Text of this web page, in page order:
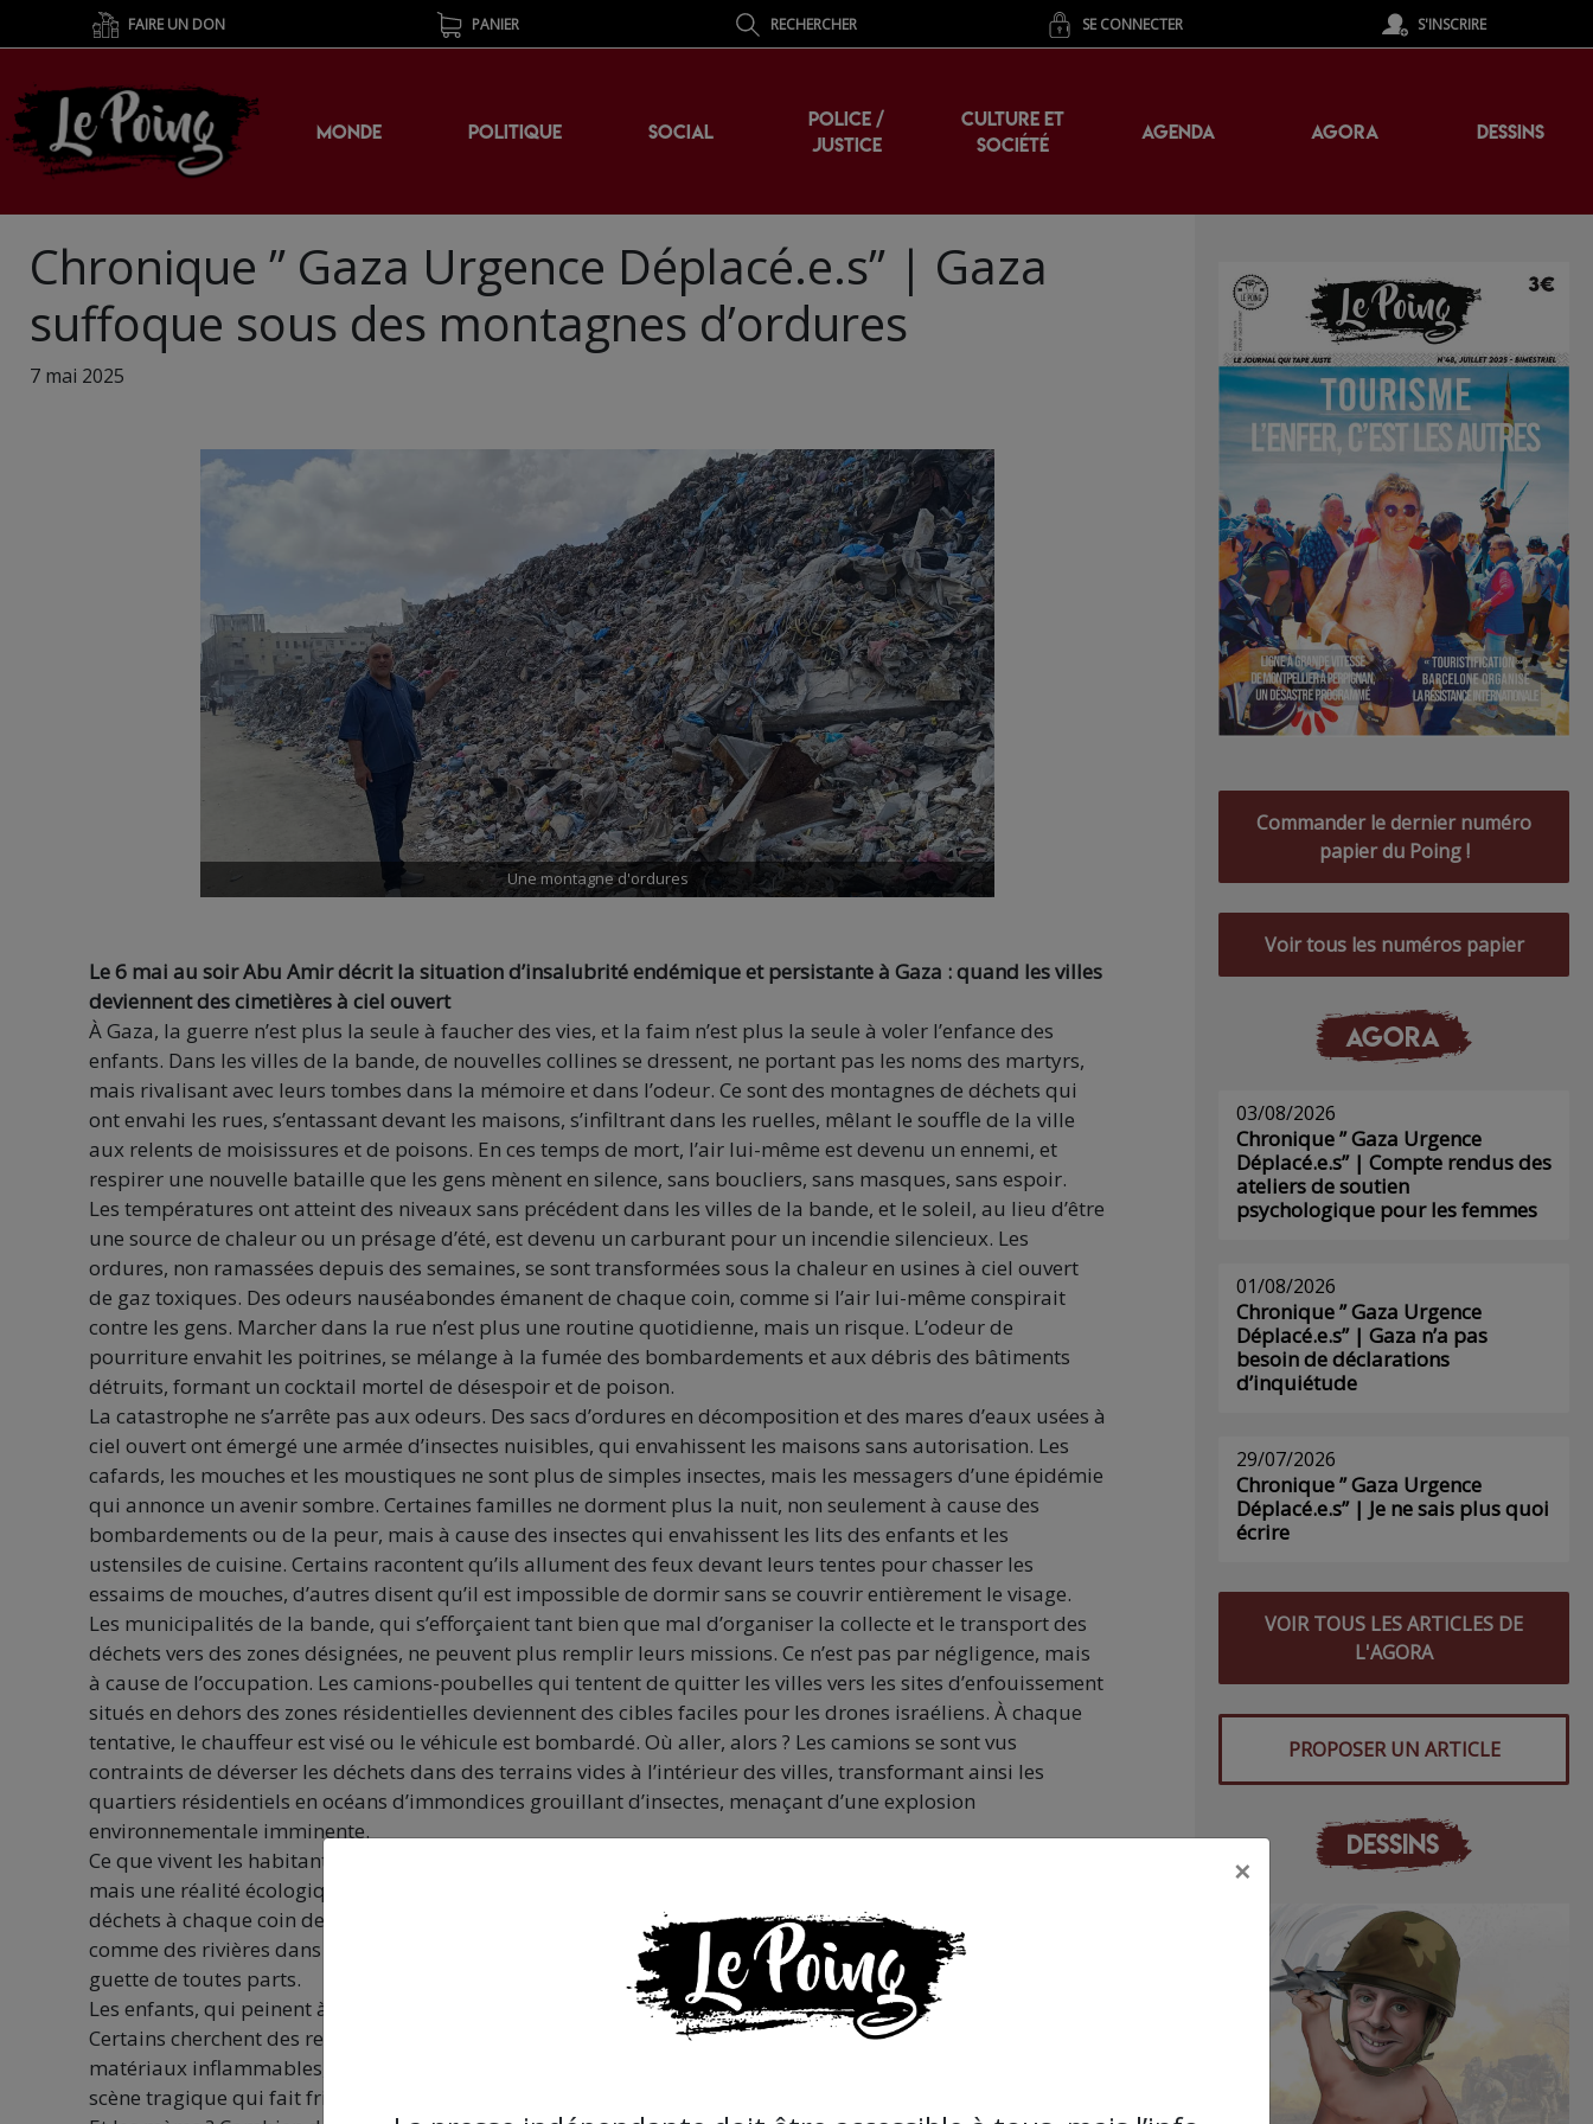
FAIRE UN DON PANIER RECHERCHER SE CONNECTER S'INSCRIRE
MONDE POLITIQUE SOCIAL
POLICE /
JUSTICE
CULTURE ET
SOCIÉTÉ
AGENDA AGORA DESSINS
Chronique ” Gaza Urgence Déplacé.e.s” | Gaza
suffoque sous des montagnes d’ordures
7 mai 2025
Une montagne d'ordures
Le 6 mai au soir Abu Amir décrit la situation d’insalubrité endémique et persistante à Gaza : quand les villes
deviennent des cimetières à ciel ouvert
À Gaza, la guerre n’est plus la seule à faucher des vies, et la faim n’est plus la seule à voler l’enfance des
enfants. Dans les villes de la bande, de nouvelles collines se dressent, ne portant pas les noms des martyrs,
mais rivalisant avec leurs tombes dans la mémoire et dans l’odeur. Ce sont des montagnes de déchets qui
ont envahi les rues, s’entassant devant les maisons, s’infiltrant dans les ruelles, mêlant le souffle de la ville
aux relents de moisissures et de poisons. En ces temps de mort, l’air lui-même est devenu un ennemi, et
respirer une nouvelle bataille que les gens mènent en silence, sans boucliers, sans masques, sans espoir.
Les températures ont atteint des niveaux sans précédent dans les villes de la bande, et le soleil, au lieu d’être
une source de chaleur ou un présage d’été, est devenu un carburant pour un incendie silencieux. Les
ordures, non ramassées depuis des semaines, se sont transformées sous la chaleur en usines à ciel ouvert
de gaz toxiques. Des odeurs nauséabondes émanent de chaque coin, comme si l’air lui-même conspirait
contre les gens. Marcher dans la rue n’est plus une routine quotidienne, mais un risque. L’odeur de
pourriture envahit les poitrines, se mélange à la fumée des bombardements et aux débris des bâtiments
détruits, formant un cocktail mortel de désespoir et de poison.
La catastrophe ne s’arrête pas aux odeurs. Des sacs d’ordures en décomposition et des mares d’eaux usées à
ciel ouvert ont émergé une armée d’insectes nuisibles, qui envahissent les maisons sans autorisation. Les
cafards, les mouches et les moustiques ne sont plus de simples insectes, mais les messagers d’une épidémie
qui annonce un avenir sombre. Certaines familles ne dorment plus la nuit, non seulement à cause des
bombardements ou de la peur, mais à cause des insectes qui envahissent les lits des enfants et les
ustensiles de cuisine. Certains racontent qu’ils allument des feux devant leurs tentes pour chasser les
essaims de mouches, d’autres disent qu’il est impossible de dormir sans se couvrir entièrement le visage.
Les municipalités de la bande, qui s’efforçaient tant bien que mal d’organiser la collecte et le transport des
déchets vers des zones désignées, ne peuvent plus remplir leurs missions. Ce n’est pas par négligence, mais
à cause de l’occupation. Les camions-poubelles qui tentent de quitter les villes vers les sites d’enfouissement
situés en dehors des zones résidentielles deviennent des cibles faciles pour les drones israéliens. À chaque
tentative, le chauffeur est visé ou le véhicule est bombardé. Où aller, alors ? Les camions se sont vus
contraints de déverser les déchets dans des terrains vides à l’intérieur des villes, transformant ainsi les
quartiers résidentiels en océans d’immondices grouillant d’insectes, menaçant d’une explosion
environnementale imminente.
Ce que vivent les habitants aujourd’hui, ce n’est pas seulement les bombardements, la faim ou l’insécurité,
mais une réalité écologique terrifiante qui rend la vie en ville presque impossible. Des montagnes de
déchets à chaque coin de rue, des odeurs fétides s’infiltrant dans chaque maison, des eaux usées ruisselant
comme des rivières dans les ruelles, des insectes porteurs de maladies attaquant partout… et la mort qui
guette de toutes parts.
Les enfants, qui peinent à trouver un repas pour apaiser leur faim, jouent désormais près des tas d’ordures.
Certains cherchent des restes de nourriture, d’autres ramassent des bouchons en plastique ou des
matériaux inflammables, dans l’espoir de les vendre ou de les utiliser pour se chauffer ou cuisiner. Une
scène tragique qui fait frissonner, et devant laquelle l’humanité hurle en silence.
Commander le dernier numéro
papier du Poing !
Voir tous les numéros papier
AGORA
03/08/2026
Chronique ” Gaza Urgence
Déplacé.e.s” | Compte rendus des
ateliers de soutien
psychologique pour les femmes
01/08/2026
Chronique ” Gaza Urgence
Déplacé.e.s” | Gaza n’a pas
besoin de déclarations
d’inquiétude
29/07/2026
Chronique ” Gaza Urgence
Déplacé.e.s” | Je ne sais plus quoi
écrire
VOIR TOUS LES ARTICLES DE
L'AGORA
PROPOSER UN ARTICLE
DESSINS
×